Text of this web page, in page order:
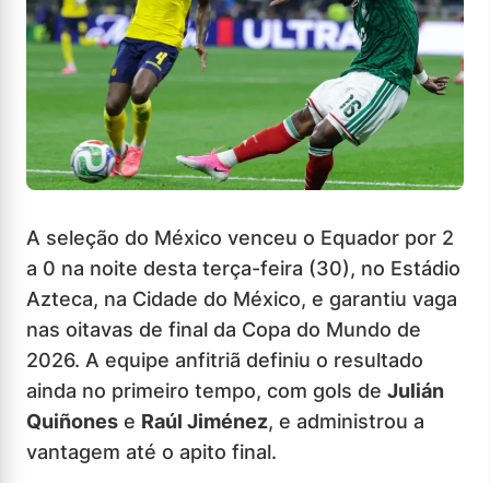
A seleção do México venceu o Equador por 2
a 0 na noite desta terça-feira (30), no Estádio
Azteca, na Cidade do México, e garantiu vaga
nas oitavas de final da Copa do Mundo de
2026. A equipe anfitriã definiu o resultado
ainda no primeiro tempo, com gols de Julián
Quiñones e Raúl Jiménez, e administrou a
vantagem até o apito final.